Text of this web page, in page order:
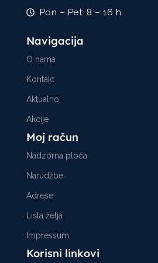
Pon – Pet: 8 – 16 h
Navigacija
O nama
Kontakt
Aktualno
Akcije
Moj račun
Nadzorna ploča
Narudžbe
Adrese
Lista želja
Impressum
Korisni linkovi